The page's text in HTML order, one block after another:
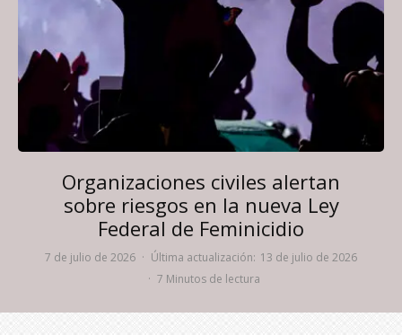
Organizaciones civiles alertan
sobre riesgos en la nueva Ley
Federal de Feminicidio
7 de julio de 2026 · Última actualización: 13 de julio de 2026
· 7 Minutos de lectura